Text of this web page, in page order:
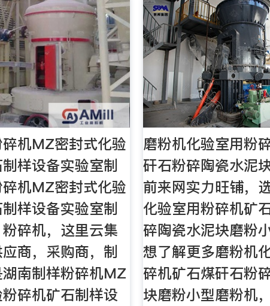
机MZ密封式化验
样设备实验室制
机MZ密封式化验
样设备实验室制
碎机，这里云集
商，采购商，制
南制样粉碎机MZ
碎机矿石制样设
磨粉机化验室用粉
矸石粉碎陶瓷水泥
前来网实力旺铺，
化验室用粉碎机矿
碎陶瓷水泥块磨粉
想了解更多磨粉机
碎机矿石煤矸石粉
块磨粉小型磨粉机